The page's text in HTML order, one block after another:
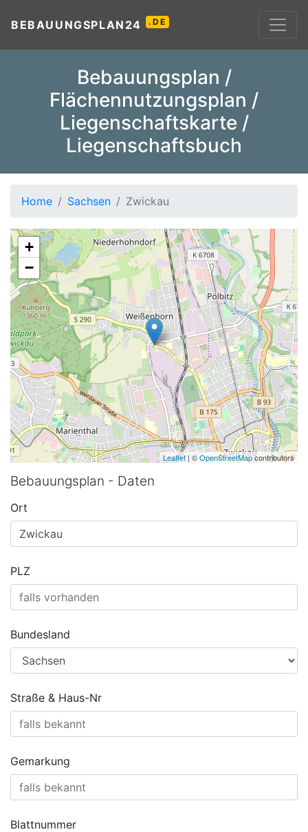
BEBAUUNGSPLAN24 .DE
Bebauungsplan /
Flächennutzungsplan /
Liegenschaftskarte /
Liegenschaftsbuch
Home Sachsen Zwickau
+
−
Leaflet | ©OpenStreetMapcontributors
Bebauungsplan - Daten
Ort
PLZ
Bundesland
Straße & Haus-Nr
Gemarkung
Blattnummer